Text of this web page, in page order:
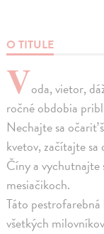
O TITULE
Voda, vietor,
ročné obdobia
Nechajte sa očariť
kvetov, začítajte
Číny a vychutnajte
mesiačikoch.
Táto
všetkých